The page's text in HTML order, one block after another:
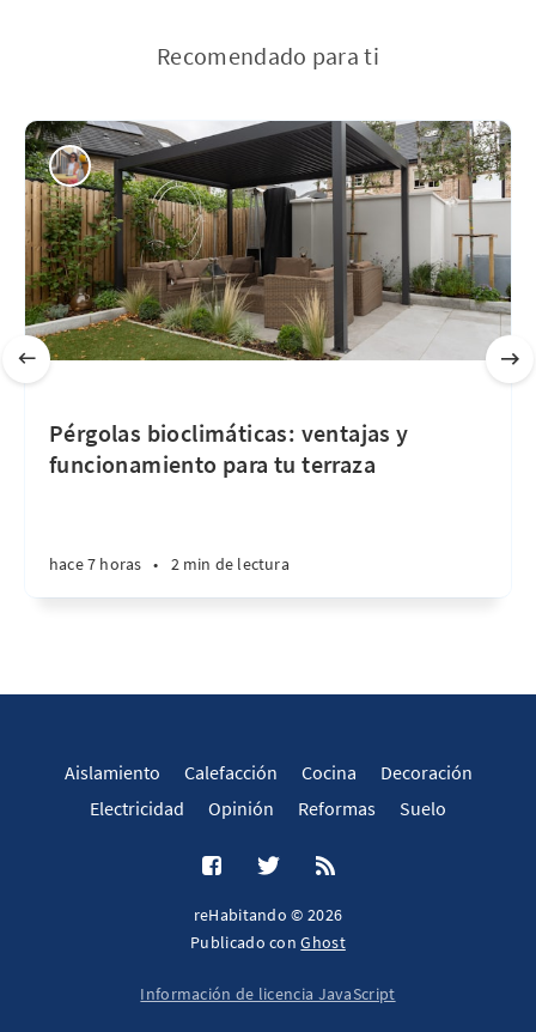
Recomendado para ti
Pérgolas bioclimáticas: ventajas y
funcionamiento para tu terraza
hace 7 horas • 2 min de lectura
Aislamiento Calefacción Cocina
Decoración
Electricidad
Opinión Reformas Suelo
reHabitando © 2026
Publicado conGhost
Información de licencia JavaScript